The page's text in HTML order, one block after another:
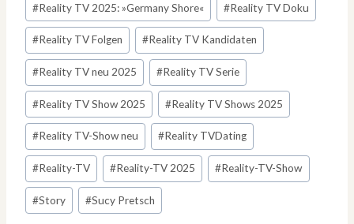
#Reality TV 2025: »Germany Shore« #Reality TV Doku
#Reality TV Folgen #Reality TV Kandidaten
#Reality TV neu 2025 #Reality TV Serie
#Reality TV Show 2025 #Reality TV Shows 2025
#Reality TV-Show neu #Reality TVDating
#Reality-TV #Reality-TV 2025 #Reality-TV-Show
#Story #Sucy Pretsch